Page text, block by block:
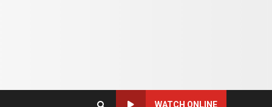
WATCH ONLINE